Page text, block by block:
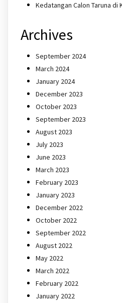
Kedatangan Calon Taruna di
Archives
September 2024
March 2024
January 2024
December 2023
October 2023
September 2023
August 2023
July 2023
June 2023
March 2023
February 2023
January 2023
December 2022
October 2022
September 2022
August 2022
May 2022
March 2022
February 2022
January 2022